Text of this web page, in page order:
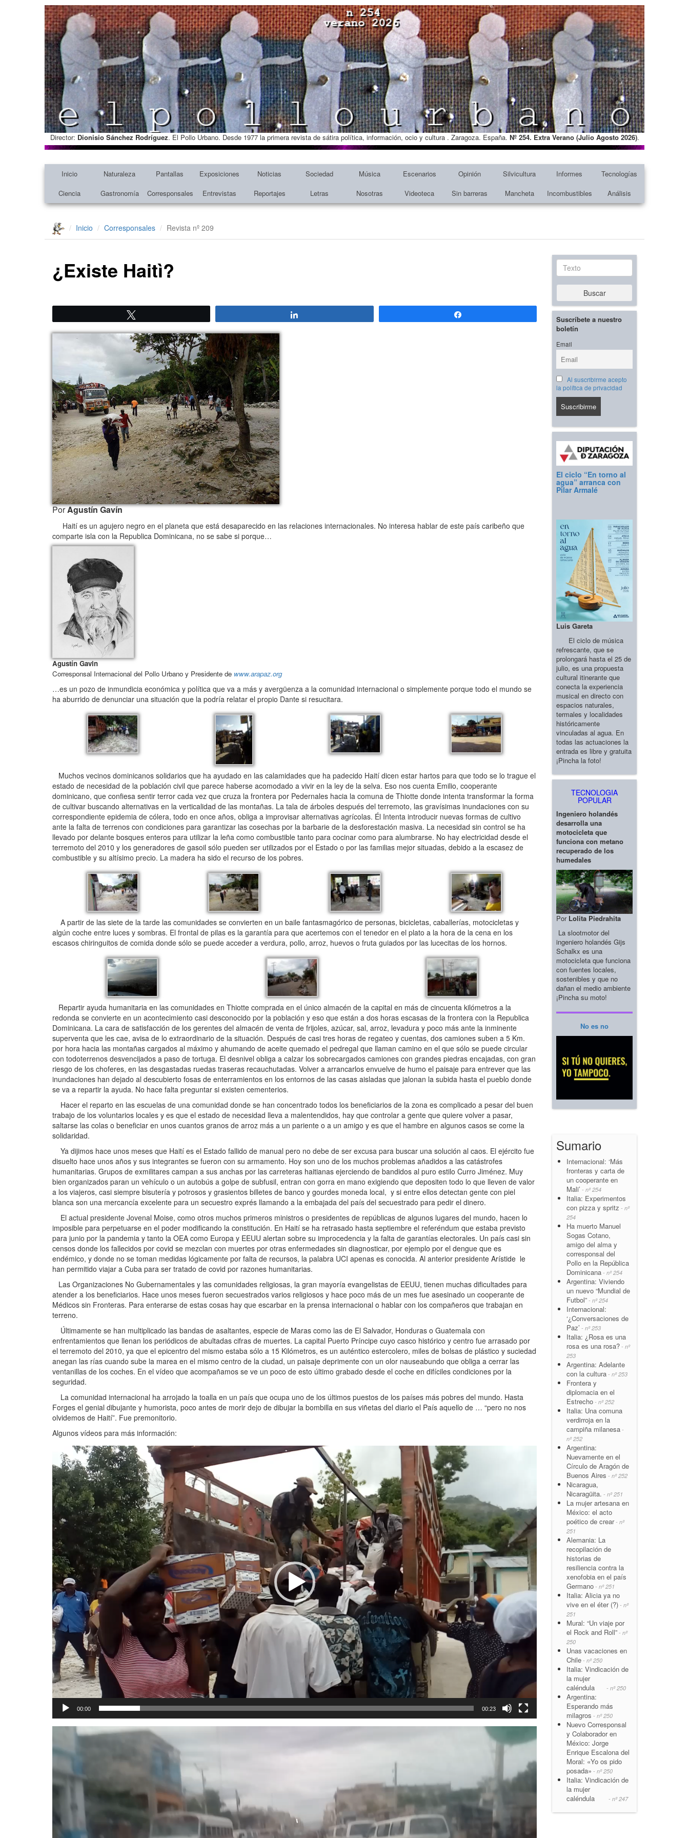
Director: Dionisio Sánchez Rodríguez. El Pollo Urbano. Desde 1977 la primera revista de sátira política, información, ocio y cultura . Zaragoza. España. Nº 254. Extra Verano (Julio Agosto 2026).
Inicio Naturaleza Pantallas Exposiciones Noticias Sociedad Música Escenarios Opinión Silvicultura Informes
Tecnologías
Ciencia
Gastronomía Corresponsales Entrevistas Reportajes Letras Nosotras Videoteca Sin barreras Mancheta Incombustibles Análisis
Inicio Corresponsales Revista nº 209
¿Existe Haitì?
PorAgustín Gavín
Haití es un agujero negro en el planeta que está desaparecido en las relaciones internacionales. No interesa hablar de este país caribeño que
comparte isla con la Republica Dominicana, no se sabe si porque…
Agustín Gavin
Corresponsal Internacional del Pollo Urbano y Presidente de www.arapaz.org
…es un pozo de inmundicia económica y política que va a más y avergüenza a la comunidad internacional o simplemente porque todo el mundo se
ha aburrido de denunciar una situación que la podría relatar el propio Dante si resucitara.
Muchos vecinos dominicanos solidarios que ha ayudado en las calamidades que ha padecido Haití dicen estar hartos para que todo se lo trague el
estado de necesidad de la población civil que parece haberse acomodado a vivir en la ley de la selva. Eso nos cuenta Emilio, cooperante
dominicano, que confiesa sentir terror cada vez que cruza la frontera por Pedernales hacia la comuna de Thiotte donde intenta transformar la forma
de cultivar buscando alternativas en la verticalidad de las montañas. La tala de árboles después del terremoto, las gravísimas inundaciones con su
correspondiente epidemia de cólera, todo en once años, obliga a improvisar alternativas agrícolas. Él Intenta introducir nuevas formas de cultivo
ante la falta de terrenos con condiciones para garantizar las cosechas por la barbarie de la desforestación masiva. La necesidad sin control se ha
llevado por delante bosques enteros para utilizar la leña como combustible tanto para cocinar como para alumbrarse. No hay electricidad desde el
terremoto del 2010 y los generadores de gasoil sólo pueden ser utilizados por el Estado o por las familias mejor situadas, debido a la escasez de
combustible y su altísimo precio. La madera ha sido el recurso de los pobres.
A partir de las siete de la tarde las comunidades se convierten en un baile fantasmagórico de personas, bicicletas, caballerías, motocicletas y
algún coche entre luces y sombras. El frontal de pilas es la garantía para que acertemos con el tenedor en el plato a la hora de la cena en los
escasos chiringuitos de comida donde sólo se puede acceder a verdura, pollo, arroz, huevos o fruta guiados por las lucecitas de los hornos.
Repartir ayuda humanitaria en las comunidades en Thiotte comprada en el único almacén de la capital en más de cincuenta kilómetros a la
redonda se convierte en un acontecimiento casi desconocido por la población y eso que están a dos horas escasas de la frontera con la Republica
Dominicana. La cara de satisfacción de los gerentes del almacén de venta de frijoles, azúcar, sal, arroz, levadura y poco más ante la inminente
superventa que les cae, avisa de lo extraordinario de la situación. Después de casi tres horas de regateo y cuentas, dos camiones suben a 5 Km.
por hora hacia las montañas cargados al máximo y ahumando de aceite quemado el pedregal que llaman camino en el que sólo se puede circular
con todoterrenos desvencijados a paso de tortuga. El desnivel obliga a calzar los sobrecargados camiones con grandes piedras encajadas, con gran
riesgo de los choferes, en las desgastadas ruedas traseras recauchutadas. Volver a arrancarlos envuelve de humo el paisaje para entrever que las
inundaciones han dejado al descubierto fosas de enterramientos en los entornos de las casas aisladas que jalonan la subida hasta el pueblo donde
se va a repartir la ayuda. No hace falta preguntar si existen cementerios.
Hacer el reparto en las escuelas de una comunidad donde se han concentrado todos los beneficiarios de la zona es complicado a pesar del buen
trabajo de los voluntarios locales y es que el estado de necesidad lleva a malentendidos, hay que controlar a gente que quiere volver a pasar,
saltarse las colas o beneficiar en unos cuantos granos de arroz más a un pariente o a un amigo y es que el hambre en algunos casos se come la
solidaridad.
Ya dijimos hace unos meses que Haití es el Estado fallido de manual pero no debe de ser excusa para buscar una solución al caos. El ejército fue
disuelto hace unos años y sus integrantes se fueron con su armamento. Hoy son uno de los muchos problemas añadidos a las catástrofes
humanitarias. Grupos de exmilitares campan a sus anchas por las carreteras haitianas ejerciendo de bandidos al puro estilo Curro Jiménez. Muy
bien organizados paran un vehículo o un autobús a golpe de subfusil, entran con gorra en mano exigiendo que depositen todo lo que lleven de valor
a los viajeros, casi siempre bisutería y potrosos y grasientos billetes de banco y gourdes moneda local, y si entre ellos detectan gente con piel
blanca son una mercancía excelente para un secuestro exprés llamando a la embajada del país del secuestrado para pedir el dinero.
El actual presidente Jovenal Moise, como otros muchos primeros ministros o presidentes de repúblicas de algunos lugares del mundo, hacen lo
imposible para perpetuarse en el poder modificando la constitución. En Haití se ha retrasado hasta septiembre el referéndum que estaba previsto
para junio por la pandemia y tanto la OEA como Europa y EEUU alertan sobre su improcedencia y la falta de garantías electorales. Un país casi sin
censos donde los fallecidos por covid se mezclan con muertes por otras enfermedades sin diagnosticar, por ejemplo por el dengue que es
endémico, y donde no se toman medidas lógicamente por falta de recursos, la palabra UCI apenas es conocida. Al anterior presidente Arístide le
han permitido viajar a Cuba para ser tratado de covid por razones humanitarias.
Las Organizaciones No Gubernamentales y las comunidades religiosas, la gran mayoría evangelistas de EEUU, tienen muchas dificultades para
atender a los beneficiarios. Hace unos meses fueron secuestrados varios religiosos y hace poco más de un mes fue asesinado un cooperante de
Médicos sin Fronteras. Para enterarse de estas cosas hay que escarbar en la prensa internacional o hablar con los compañeros que trabajan en
terreno.
Últimamente se han multiplicado las bandas de asaltantes, especie de Maras como las de El Salvador, Honduras o Guatemala con
enfrentamientos que llenan los periódicos de abultadas cifras de muertes. La capital Puerto Príncipe cuyo casco histórico y centro fue arrasado por
el terremoto del 2010, ya que el epicentro del mismo estaba sólo a 15 Kilómetros, es un auténtico estercolero, miles de bolsas de plástico y suciedad
anegan las rías cuando sube la marea en el mismo centro de la ciudad, un paisaje deprimente con un olor nauseabundo que obliga a cerrar las
ventanillas de los coches. En el vídeo que acompañamos se ve un poco de esto último grabado desde el coche en difíciles condiciones por la
seguridad.
La comunidad internacional ha arrojado la toalla en un país que ocupa uno de los últimos puestos de los países más pobres del mundo. Hasta
Forges el genial dibujante y humorista, poco antes de morir dejo de dibujar la bombilla en sus viñetas del diario el País aquello de … “pero no nos
olvidemos de Haití”. Fue premonitorio.
Algunos vídeos para más información:
Reproductor
vídeo
00:00 00:23
Reproductor
vídeo
Texto
Buscar
Suscríbete a nuestro
boletín
Email
Al suscribirme acepto
la política de privacidad
El ciclo “En torno al
agua” arranca con
Pilar Armalé
Luis Gareta
El ciclo de música
refrescante, que se
prolongará hasta el 25 de
julio, es una propuesta
cultural itinerante que
conecta la experiencia
musical en directo con
espacios naturales,
termales y localidades
históricamente
vinculadas al agua. En
todas las actuaciones la
entrada es libre y gratuita
¡Pincha la foto!
TECNOLOGIA
POPULAR
Ingeniero holandés
desarrolla una
motocicleta que
funciona con metano
recuperado de los
humedales
Por Lolita Piedrahita
La slootmotor del
ingeniero holandés Gijs
Schalkx es una
motocicleta que funciona
con fuentes locales,
sostenibles y que no
dañan el medio ambiente
¡Pincha su moto!
No es no
Sumario
Internacional: ‘Más
fronteras y carta de
un cooperante en
Mali’ - nº 254
Italia: Experimentos
con pizza y spritz - nº
254
Ha muerto Manuel
Sogas Cotano,
amigo del alma y
corresponsal del
Pollo en la República
Dominicana - nº 254
Argentina: Viviendo
un nuevo “Mundial de
Futbol” - nº 254
Internacional:
‘¿Conversaciones de
Paz’ - nº 253
Italia: ¿Rosa es una
rosa es una rosa? - nº
253
Argentina: Adelante
con la cultura - nº 253
Frontera y
diplomacia en el
Estrecho - nº 252
Italia: Una comuna
verdirroja en la
campiña milanesa -
nº 252
Argentina:
Nuevamente en el
Círculo de Aragón de
Buenos Aires - nº 252
Nicaragua,
Nicaragüita. - nº 251
La mujer artesana en
México: el acto
poético de crear- nº
251
Alemania: La
recopilación de
historias de
resiliencia contra la
xenofobia en el país
Germano - nº 251
Italia: Alicia ya no
vive en el éter (?) - nº
251
Mural: “Un viaje por
el Rock and Roll” - nº
250
Unas vacaciones en
Chile - nº 250
Italia: Vindicación de
la mujer
caléndula
- nº 250
Argentina:
Esperando más
milagros - nº 250
Nuevo Corresponsal
y Colaborador en
México: Jorge
Enrique Escalona del
Moral: «Yo os pido
posada» - nº 250
Italia: Vindicación de
la mujer
caléndula
- nº 247